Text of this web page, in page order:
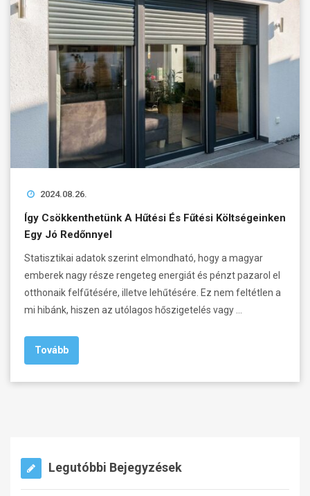
2024.08.26.
Így Csökkenthetünk A Hűtési És Fűtési Költségeinken
Egy Jó Redőnnyel
Statisztikai adatok szerint elmondható, hogy a magyar
emberek nagy része rengeteg energiát és pénzt pazarol el
otthonaik felfűtésére, illetve lehűtésére. Ez nem feltétlen a
mi hibánk, hiszen az utólagos hőszigetelés vagy …
Tovább
Legutóbbi Bejegyzések